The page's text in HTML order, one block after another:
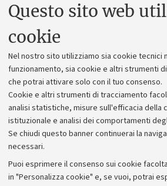
Questo sito web
cookie
Nel nostro sito utilizziamo sia cookie tecnici
funzionamento, sia cookie e altri strumenti
che potrai attivare solo con il tuo consenso.
Cookie e altri strumenti di tracciamento
analisi statistiche, misure sull'efficacia della
istituzionale e analisi dei comportamenti
Se chiudi questo banner continuerai la
necessari.
Puoi esprimere il consenso sui cookie
in "Personalizza cookie" e, se vuoi, potrai
Contatti e PEC
Alumni
Piano strategico
Bilanci
Donazioni e
Merchandising -
Bandi, gare e
Albo online